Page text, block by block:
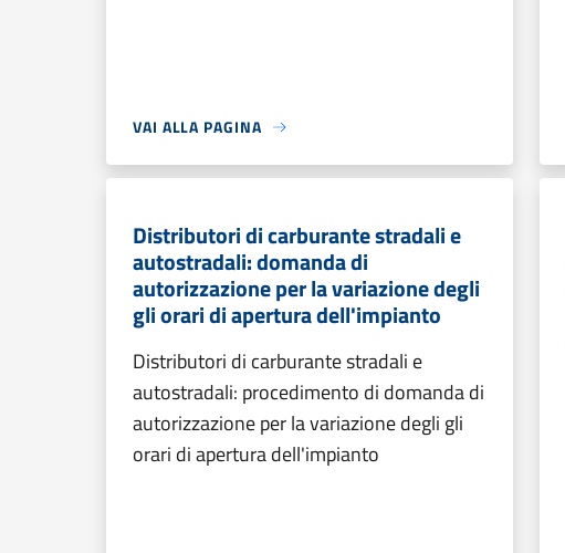
VAI ALLA PAGINA
Distributori di carburante stradali e
autostradali: domanda di
autorizzazione per la variazione degli
gli orari di apertura dell'impianto
Distributori di carburante stradali e
autostradali: procedimento di domanda di
autorizzazione per la variazione degli gli
orari di apertura dell'impianto